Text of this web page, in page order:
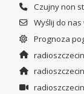
Czujny non
Wyślij do
Prognoza